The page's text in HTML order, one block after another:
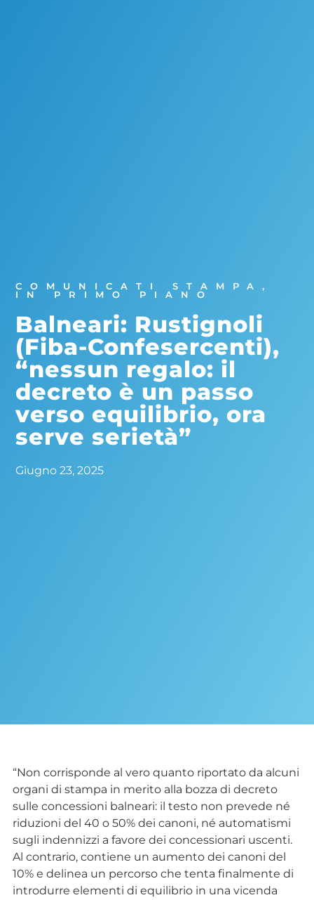
COMUNICATI STAMPA,
IN PRIMO PIANO
Balneari: Rustignoli
(Fiba-Confesercenti),
“nessun regalo: il
decreto è un passo
verso equilibrio, ora
serve serietà”
Giugno 23, 2025
“Non corrisponde al vero quanto riportato da alcuni
organi di stampa in merito alla bozza di decreto
sulle concessioni balneari: il testo non prevede né
riduzioni del 40 o 50% dei canoni, né automatismi
sugli indennizzi a favore dei concessionari uscenti.
Al contrario, contiene un aumento dei canoni del
10% e delinea un percorso che tenta finalmente di
introdurre elementi di equilibrio in una vicenda